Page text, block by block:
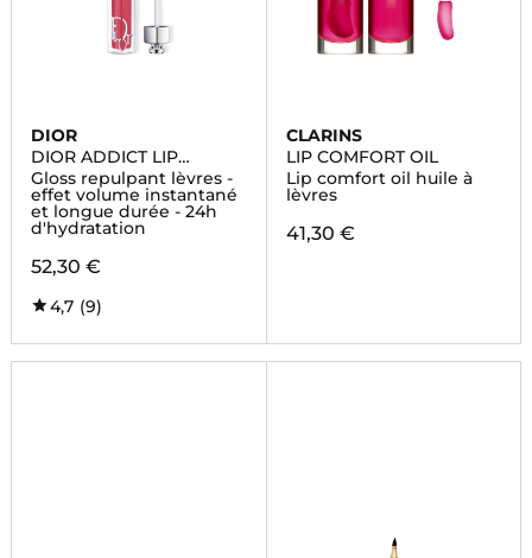
DIOR
DIOR ADDICT LIP
MAXIMIZER
Gloss repulpant lèvres -
effet volume instantané
et longue durée - 24h
d'hydratation
52,30 €
4,7 (9)
CLARINS
LIP COMFORT OIL
Lip comfort oil huile à
lèvres
41,30 €